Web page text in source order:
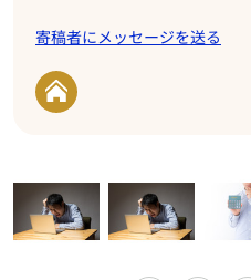
寄稿者にメッセージを送る